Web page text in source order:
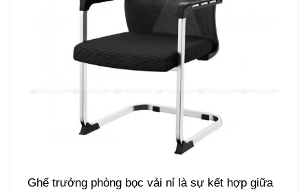
Ghế trưởng phòng bọc vải nỉ là sự kết hợp giữa